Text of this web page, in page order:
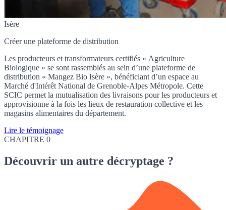
Isère
Créer une plateforme de distribution
Les producteurs et transformateurs certifiés « Agriculture
Biologique » se sont rassemblés au sein d’une plateforme de
distribution « Mangez Bio Isère », bénéficiant d’un espace au
Marché d'Intérêt National de Grenoble-Alpes Métropole. Cette
SCIC permet la mutualisation des livraisons pour les producteurs et
approvisionne à la fois les lieux de restauration collective et les
magasins alimentaires du département.
Lire le témoignage
CHAPITRE 0
Découvrir un autre décryptage ?